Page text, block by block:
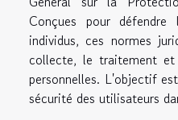
Conçues pour
individus, ces normes
collecte, le traitement
personnelles. L'objectif
sécurité des utilisateurs